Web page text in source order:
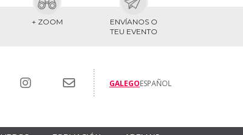
+ ZOOM
ENVÍANOS O
TEU EVENTO
GALEGOESPAÑOL